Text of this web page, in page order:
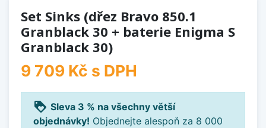
Set Sinks (dřez Bravo 850.1
Granblack 30 + baterie Enigma S
Granblack 30)
9 709 Kč s DPH
loyalty Sleva 3 % na všechny větší
objednávky! Objednejte alespoň za 8 000